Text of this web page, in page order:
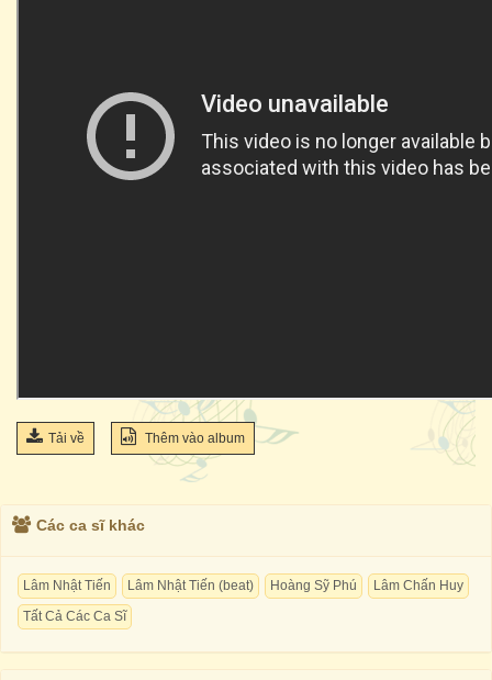
Tải về Thêm vào album
Các ca sĩ khác
Lâm Nhật Tiến Lâm Nhật Tiến (beat) Hoàng Sỹ Phú
Lâm Chấn Huy
Tất Cả Các Ca Sĩ